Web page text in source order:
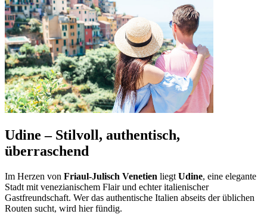
Udine – Stilvoll, authentisch,
überraschend
Im Herzen von Friaul-Julisch Venetien liegt Udine, eine elegante
Stadt mit venezianischem Flair und echter italienischer
Gastfreundschaft. Wer das authentische Italien abseits der üblichen
Routen sucht, wird hier fündig.